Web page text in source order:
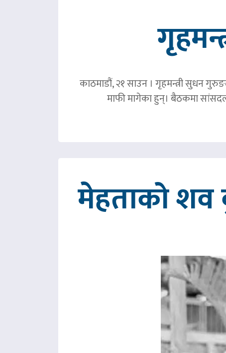
काठमाडौं, २१ साउन । गृहमन्त्री सुधन
माफी मागेका हुन्। बैठकमा
मेहताको शव